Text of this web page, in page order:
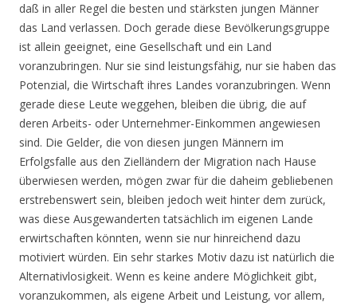
daß in aller Regel die besten und stärksten jungen Männer
das Land verlassen. Doch gerade diese Bevölkerungsgruppe
ist allein geeignet, eine Gesellschaft und ein Land
voranzubringen. Nur sie sind leistungsfähig, nur sie haben das
Potenzial, die Wirtschaft ihres Landes voranzubringen. Wenn
gerade diese Leute weggehen, bleiben die übrig, die auf
deren Arbeits- oder Unternehmer-Einkommen angewiesen
sind. Die Gelder, die von diesen jungen Männern im
Erfolgsfalle aus den Zielländern der Migration nach Hause
überwiesen werden, mögen zwar für die daheim gebliebenen
erstrebenswert sein, bleiben jedoch weit hinter dem zurück,
was diese Ausgewanderten tatsächlich im eigenen Lande
erwirtschaften könnten, wenn sie nur hinreichend dazu
motiviert würden. Ein sehr starkes Motiv dazu ist natürlich die
Alternativlosigkeit. Wenn es keine andere Möglichkeit gibt,
voranzukommen, als eigene Arbeit und Leistung, vor allem,